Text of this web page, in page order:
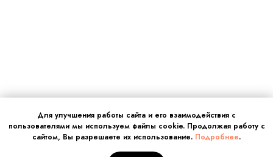
Для улучшения работы сайта и его взаимодействия с
пользователями мы используем файлы cookie. Продолжая работу с
сайтом, Вы разрешаете их использование. Подробнее.